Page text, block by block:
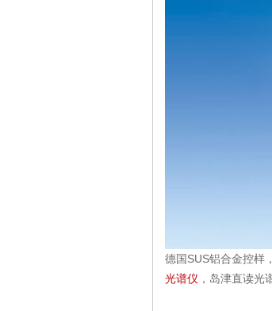
德国SUS铝合金控样
光谱仪 ，岛津直读光